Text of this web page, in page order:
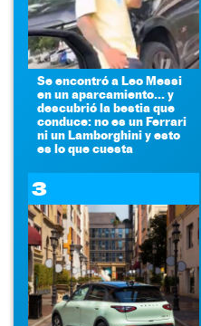
Se encontró a Leo Messi
en un aparcamiento... y
descubrió la bestia que
conduce: no es un Ferrari
ni un Lamborghini y esto
es lo que cuesta
3